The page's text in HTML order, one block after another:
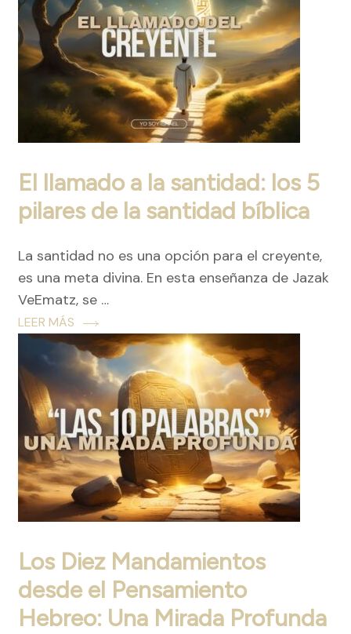
El llamado a la santidad: los 5
pilares de la santidad bíblica
La santidad no es una opción para el creyente,
es una meta divina. En esta enseñanza de Jazak
VeEmatz, se …
LEER MÁS
Los Diez Mandamientos
desde el Pensamiento
Hebreo: Una Mirada Profunda